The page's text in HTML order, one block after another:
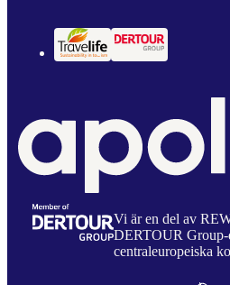
Vi är en del av
DERTOUR Group-
centraleuropeiska